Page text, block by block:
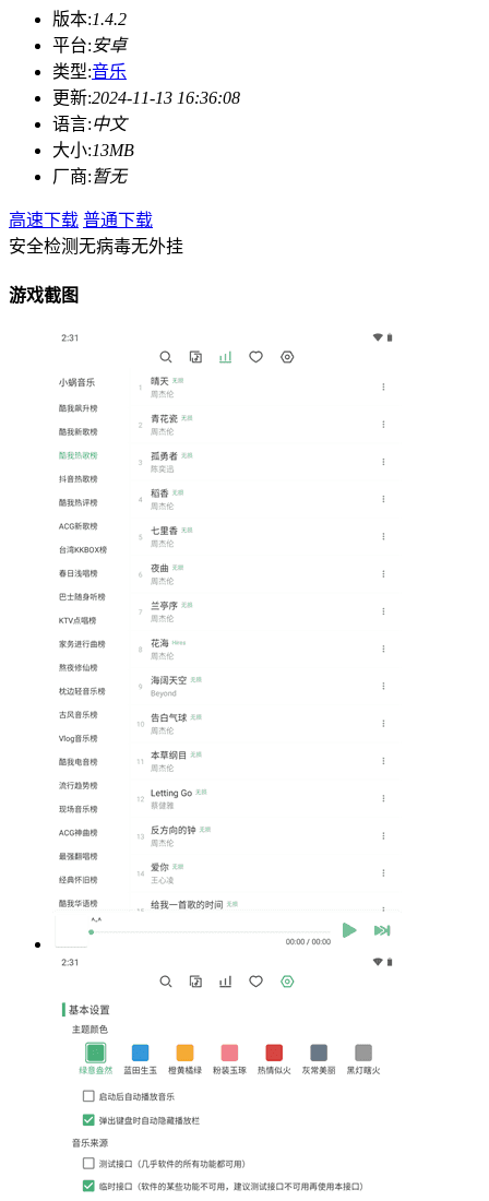
版本:1.4.2
平台:安卓
类型:音乐
更新:2024-11-13 16:36:08
语言:中文
大小:13MB
厂商:暂无
高速下载 普通下载
安全检测无病毒无外挂
游戏截图